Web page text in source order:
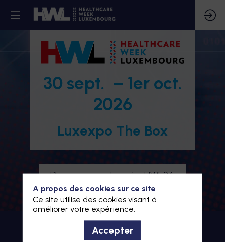
30 sept. – 1er oct.
2026
Luxexpo The Box
Devenez partenaire HWL26
Je m'inscris à HWL26
A propos des cookies sur ce site
Ce site utilise des cookies visant à
améliorer votre expérience.
Accepter